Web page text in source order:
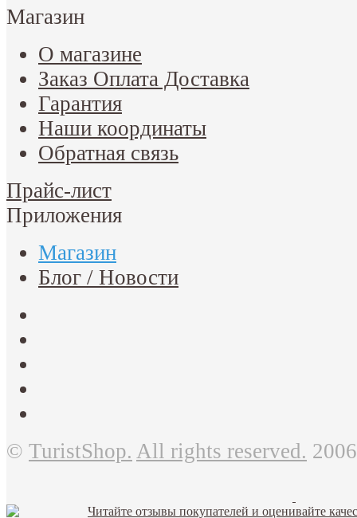
Магазин
О магазине
Заказ Оплата Доставка
Гарантия
Наши координаты
Обратная связь
Прайс-лист
Приложения
Магазин
Блог / Новости
© TuristShop. All rights reserved.